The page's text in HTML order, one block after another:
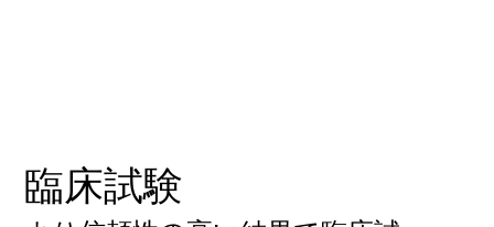
臨床試験